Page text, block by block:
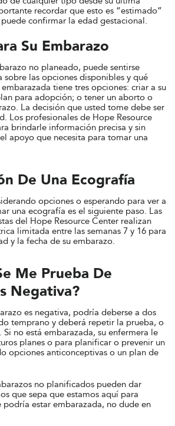
recordar que esto es “estimado”
confirmar la edad gestacional.
Su Embarazo
no planeado, puede sentirse
sobre las opciones disponibles y qué
tiene tres opciones: criar a su
para adopción; o tener un aborto o
La decisión que usted tome debe ser
Los profesionales de Hope Resource
brindarle información precisa y sin
apoyo que necesita para tomar una
De Una Ecografía
opciones o esperando para ver a
una ecografía es el siguiente paso. Las
del Hope Resource Center realizan
limitada entre las semanas 7 y 16 para
y la fecha de su embarazo.
Me Prueba De
Negativa?
es negativa, podría deberse a dos
temprano y deberá repetir la prueba, o
Si no está embarazada, su enfermera le
planes o para planificar o prevenir un
opciones anticonceptivas o un plan de
no planificados pueden dar
que sepa que estamos aquí para
podría estar embarazada, no dude en